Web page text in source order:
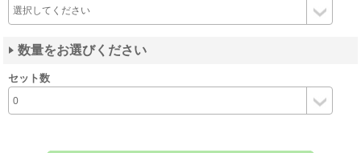
数量をお選びください
セット数